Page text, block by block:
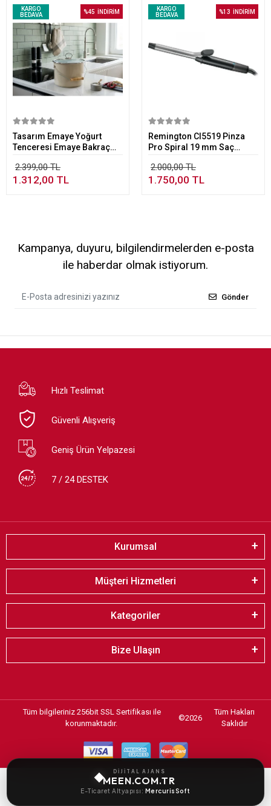
KARGO
BEDAVA
%45 İNDİRİM
Sepete Ekle
Tasarım Emaye Yoğurt
Tenceresi Emaye Bakraç
2.399,00 TL
1.312,00 TL
KARGO
BEDAVA
%13 İNDİRİM
Sepete Ekle
Remington CI5519 Pinza
Pro Spiral 19 mm Saç
2.000,00 TL
1.750,00 TL
Kampanya, duyuru, bilgilendirmelerden e-posta
ile haberdar olmak istiyorum.
Gönder
Hızlı Teslimat
Güvenli Alışveriş
Geniş Ürün Yelpazesi
7 / 24 DESTEK
Kurumsal
Müşteri Hizmetleri
Kategoriler
Bize Ulaşın
Tüm bilgileriniz 256bit SSL Sertifikası ile
korunmaktadır.
©2026
Tüm Hakları
Saklıdır
E-Ticaret Altyapısı: MercurisSoft
DİJİTAL AJANS
MEEN.COM.TR